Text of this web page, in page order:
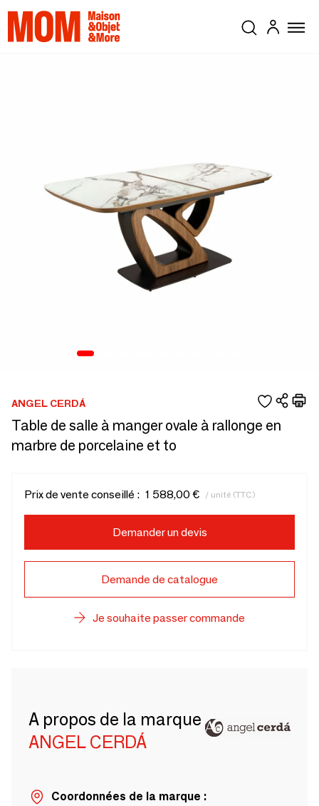
ANGEL CERDÁ
Table de salle à manger ovale à rallonge en
marbre de porcelaine et to
Prix de vente conseillé : 1 588,00 € / unité (TTC)
Demander un devis
Demande de catalogue
Je souhaite passer commande
A propos de la marque
ANGEL CERDÁ
Coordonnées de la marque :